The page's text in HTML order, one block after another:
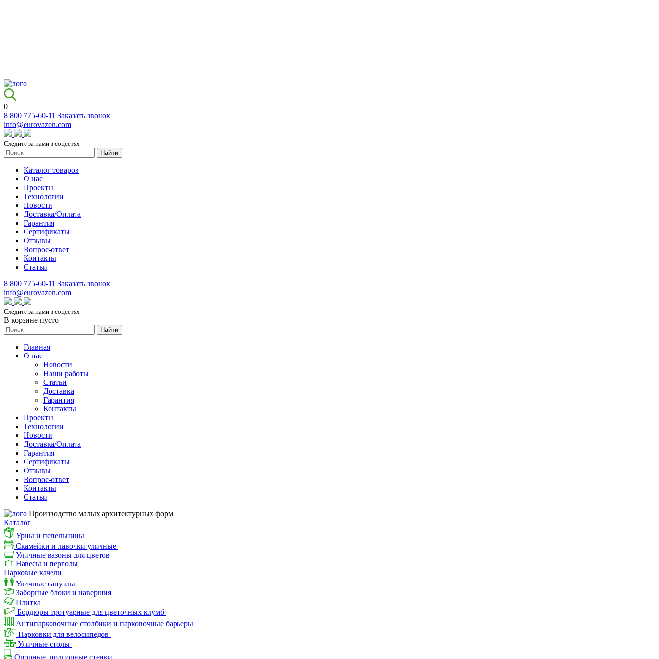
0
8 800 775-60-11 Заказать звонок
info@eurovazon.com
Следите за нами в соцсетях
Найти
Каталог товаров
О нас
Проекты
Технологии
Новости
Доставка/Оплата
Гарантия
Сертификаты
Отзывы
Вопрос-ответ
Контакты
Статьи
8 800 775-60-11 Заказать звонок
info@eurovazon.com
Следите за нами в соцсетях
В корзине пусто
Найти
Главная
О нас
Новости
Наши работы
Статьи
Доставка
Гарантия
Контакты
Проекты
Технологии
Новости
Доставка/Оплата
Гарантия
Сертификаты
Отзывы
Вопрос-ответ
Контакты
Статьи
Производство малых архитектурных форм
Каталог
Урны и пепельницы
Скамейки и лавочки уличные
Уличные вазоны для цветов
Навесы и перголы
Парковые качели
Уличные санузлы
Заборные блоки и навершия
Плитка
Бордюры тротуарные для цветочных клумб
Антипарковочные столбики и парковочные барьеры
Парковки для велосипедов
Уличные столы
Опорные, подпорные стенки